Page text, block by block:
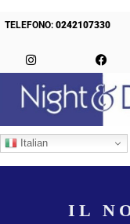
TELEFONO:0242107330
Italian
IL